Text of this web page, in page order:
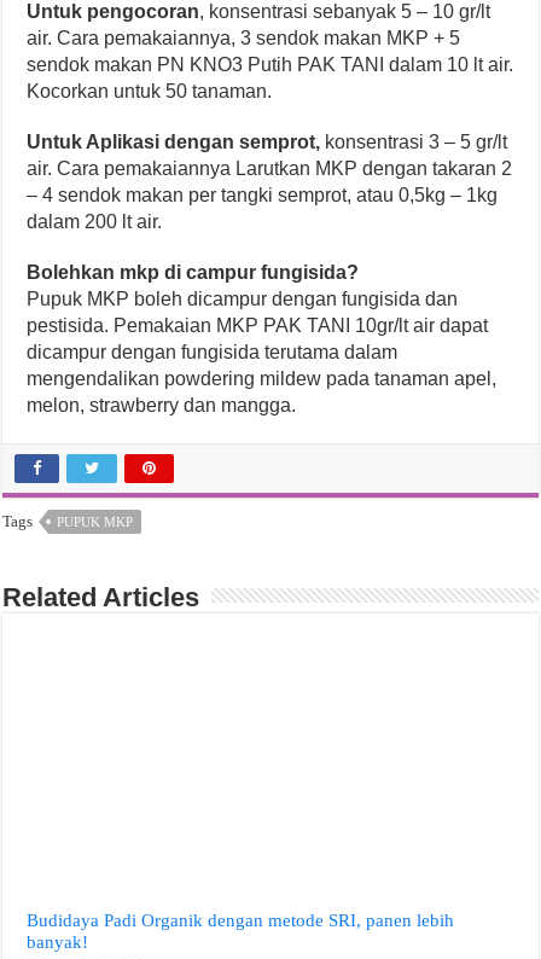
Untuk pengocoran, konsentrasi sebanyak 5 – 10 gr/lt
air. Cara pemakaiannya, 3 sendok makan MKP + 5
sendok makan PN KNO3 Putih PAK TANI dalam 10 lt air.
Kocorkan untuk 50 tanaman.
Untuk Aplikasi dengan semprot, konsentrasi 3 – 5 gr/lt
air. Cara pemakaiannya Larutkan MKP dengan takaran 2
– 4 sendok makan per tangki semprot, atau 0,5kg – 1kg
dalam 200 lt air.
Bolehkan mkp di campur fungisida?
Pupuk MKP boleh dicampur dengan fungisida dan
pestisida. Pemakaian MKP PAK TANI 10gr/lt air dapat
dicampur dengan fungisida terutama dalam
mengendalikan powdering mildew pada tanaman apel,
melon, strawberry dan mangga.
Tags PUPUK MKP
Related Articles
Budidaya Padi Organik dengan metode SRI, panen lebih
banyak!